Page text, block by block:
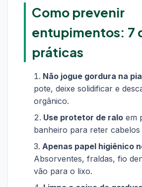
Como prevenir
entupimentos: 7
práticas
Não jogue gordura na
pote, deixe solidificar e
orgânico.
Use protetor de ralo em
banheiro para reter cabelos
Apenas papel higiênico
Absorventes, fraldas, fio
vão para o lixo.